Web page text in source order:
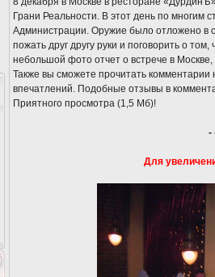
Грани Реальности. В этот день по многим
Администрации. Оружие было отложено в
пожать друг другу руки и поговорить о
небольшой фото отчет о встрече в
Также вы сможете прочитать комментарии
впечатлений. Подобные отзывы в
Приятного просмотра (1,5 Мб)!
-
Для